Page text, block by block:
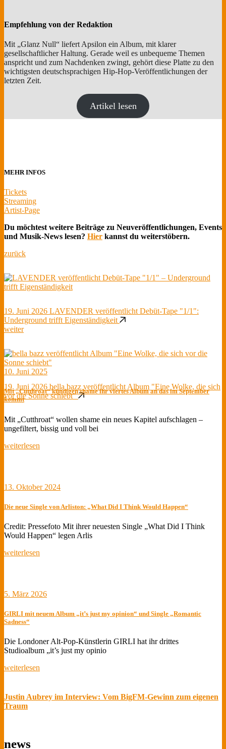
Empfehlung von der Redaktion
Mit „Glanz Null“ liefert Apsilon ein Album, mit klarer
gesellschaftlicher Haltung. Gerade weil es unbequeme Themen
anspricht und zum Nachdenken zwingt, gehört diese Platte zu den
wichtigsten deutschsprachigen Hip-Hop-Veröffentlichungen der
letzten Zeit.
Artikel lesen
MEHR INFOS
Tickets
Streaming
Artist-Page
Du möchtest weitere Beiträge zu Neuveröffentlichungen, Events
und Musik-News lesen? Hier kannst du weiterstöbern.
zurück
19. Juni 2026 LAVENDER veröffentlicht Debüt-Tape "1/1":
Underground trifft Eigenständigkeit
weiter
19. Juni 2026 bella bazz veröffentlicht Album "Eine Wolke, die sich
vor die Sonne schiebt"
10. Juni 2025
Mit „Cutthroat“ kündigen shame ihr viertes Album an das im September
kommt
Mit „Cutthroat“ wollen shame ein neues Kapitel aufschlagen –
ungefiltert, bissig und voll bei
weiterlesen
13. Oktober 2024
Die neue Single von Arliston: „What Did I Think Would Happen“
Credit: Pressefoto Mit ihrer neuesten Single „What Did I Think
Would Happen“ legen Arlis
weiterlesen
5. März 2026
GIRLI mit neuem Album „it’s just my opinion“ und Single „Romantic
Sadness“
Die Londoner Alt-Pop-Künstlerin GIRLI hat ihr drittes
Studioalbum „it’s just my opinio
weiterlesen
Justin Aubrey im Interview: Vom BigFM-Gewinn zum eigenen
Traum
news